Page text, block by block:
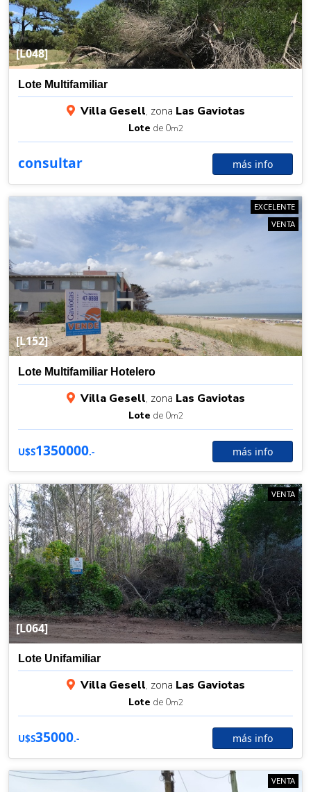
[L048]
Lote Multifamiliar
Villa Gesell, zona Las Gaviotas
Lote de 0m2
consultar más info
[L152]
EXCELENTE
VENTA
Lote Multifamiliar Hotelero
Villa Gesell, zona Las Gaviotas
Lote de 0m2
U$S1350000.- más info
[L064]
VENTA
Lote Unifamiliar
Villa Gesell, zona Las Gaviotas
Lote de 0m2
U$S35000.- más info
VENTA